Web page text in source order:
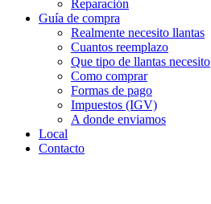
Reparación
Guía de compra
Realmente necesito llantas
Cuantos reemplazo
Que tipo de llantas necesito
Como comprar
Formas de pago
Impuestos (IGV)
A donde enviamos
Local
Contacto